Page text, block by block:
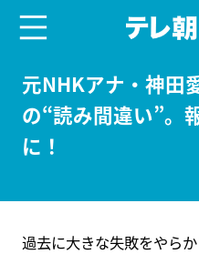
元NHKアナ・神田
の“読み間違い”。
に！
過去に大きな失敗をやら